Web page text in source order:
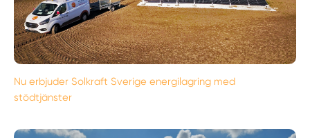
Nu erbjuder Solkraft Sverige energilagring med
stödtjänster